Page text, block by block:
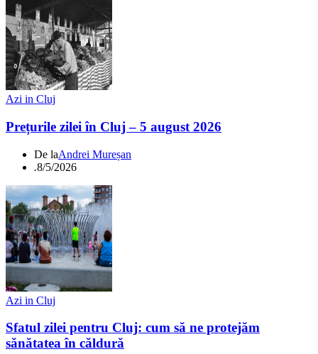
Azi in Cluj
Prețurile zilei în Cluj – 5 august 2026
De laAndrei Mureșan
.8/5/2026
Azi in Cluj
Sfatul zilei pentru Cluj: cum să ne protejăm
sănătatea în căldură